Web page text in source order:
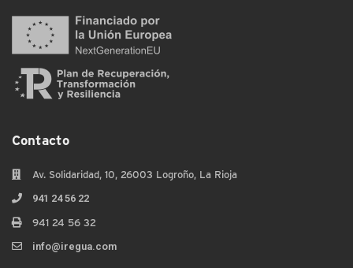
Contacto
Av. Solidaridad, 10, 26003 Logroño, La Rioja
941 24 56 22
941 24 56 32
info@iregua.com